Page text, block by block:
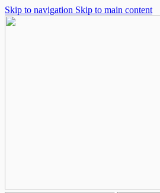
Skip to navigation Skip to main content